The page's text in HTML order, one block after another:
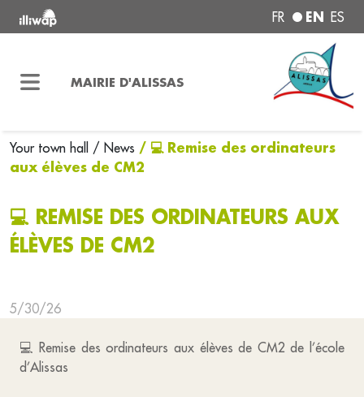
FR EN ES
MAIRIE D'ALISSAS
Your town hall / News / 💻 Remise des ordinateurs
aux élèves de CM2
💻 REMISE DES ORDINATEURS AUX
ÉLÈVES DE CM2
5/30/26
💻 Remise des ordinateurs aux élèves de CM2 de l’école
d’Alissas